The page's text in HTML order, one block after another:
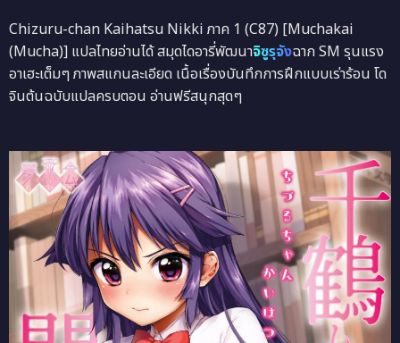
Chizuru-chan Kaihatsu Nikki ภาค 1 (C87) [Muchakai
(Mucha)] แปลไทยอ่านได้ สมุดไดอารี่พัฒนาจิซูรุจังฉาก SM รุนแรง
อาเฮะเต็มๆ ภาพสแกนละเอียด เนื้อเรื่องบันทึกการฝึกแบบเร่าร้อน โด
จินต้นฉบับแปลครบตอน อ่านฟรีสนุกสุดๆ